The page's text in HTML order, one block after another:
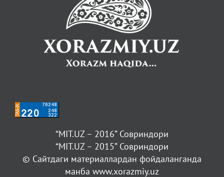
“MIT.UZ – 2016” Совриндори
“MIT.UZ – 2015” Совриндори
© Сайтдаги материаллардан фойдаланганда
манба www.xorazmiy.uz